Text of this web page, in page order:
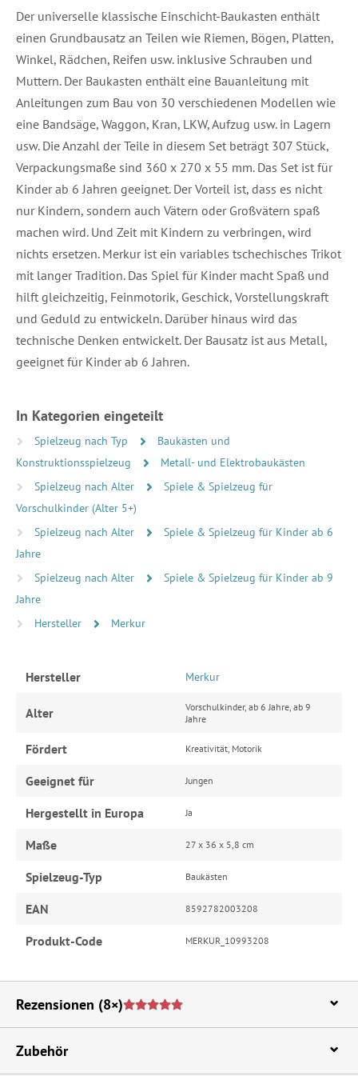
Der universelle klassische Einschicht-Baukasten enthält
einen Grundbausatz an Teilen wie Riemen, Bögen, Platten,
Winkel, Rädchen, Reifen usw. inklusive Schrauben und
Muttern. Der Baukasten enthält eine Bauanleitung mit
Anleitungen zum Bau von 30 verschiedenen Modellen wie
eine Bandsäge, Waggon, Kran, LKW, Aufzug usw. in Lagern
usw. Die Anzahl der Teile in diesem Set beträgt 307 Stück,
Verpackungsmaße sind 360 x 270 x 55 mm. Das Set ist für
Kinder ab 6 Jahren geeignet. Der Vorteil ist, dass es nicht
nur Kindern, sondern auch Vätern oder Großvätern spaß
machen wird. Und Zeit mit Kindern zu verbringen, wird
nichts ersetzen. Merkur ist ein variables tschechisches Trikot
mit langer Tradition. Das Spiel für Kinder macht Spaß und
hilft gleichzeitig, Feinmotorik, Geschick, Vorstellungskraft
und Geduld zu entwickeln. Darüber hinaus wird das
technische Denken entwickelt. Der Bausatz ist aus Metall,
geeignet für Kinder ab 6 Jahren.
In Kategorien eingeteilt
Spielzeug nach Typ
Baukästen und
Konstruktionsspielzeug
Metall- und Elektrobaukästen
Spielzeug nach Alter
Spiele & Spielzeug für
Vorschulkinder (Alter 5+)
Spielzeug nach Alter
Spiele & Spielzeug für Kinder ab 6
Jahre
Spielzeug nach Alter
Spiele & Spielzeug für Kinder ab 9
Jahre
Hersteller
Merkur
Hersteller Merkur
Alter
Vorschulkinder, ab 6 Jahre, ab 9
Jahre
Fördert Kreativität, Motorik
Geeignet für Jungen
Hergestellt in Europa Ja
Maße 27 x 36 x 5,8 cm
Spielzeug-Typ Baukästen
EAN 8592782003208
Produkt-Code MERKUR_10993208
Rezensionen (8×)
Zubehör